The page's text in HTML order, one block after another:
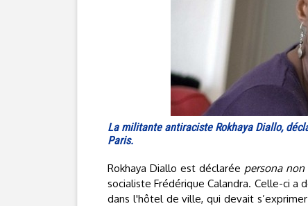
La militante antiraciste Rokhaya Diallo,
Paris.
Rokhaya Diallo est déclarée persona non
socialiste Frédérique Calandra. Celle-ci
dans l'hôtel de ville, qui devait